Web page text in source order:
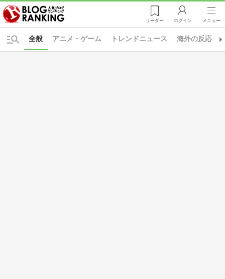
リーダー ログイン メニュー
アニメ・ゲーム トレンドニュース 海外の反応
全般